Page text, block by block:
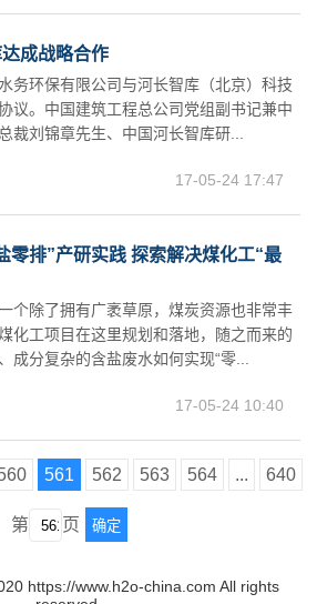
成战略合作
务环保有限公司与河长智库（北京）科技
议。中国建筑工程总公司党组副书记兼中
裁刘锦章先生、中国河长智库研...
17-05-24 17:47
零排”产研实践 探索解决煤化工“最
个除了拥有广袤草原，煤炭资源也非常丰
化工项目在这里规划和落地，随之而来的
成分复杂的含盐废水如何实现“零...
17-05-24 10:40
561 562 563 564 ... 640
第 页 确定
https://www.h2o-china.com All rights